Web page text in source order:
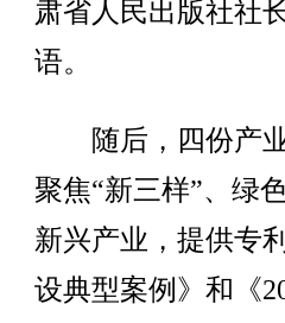
肃省人民出版社社
语。
随后，四份产业
聚焦“新三样”、绿
新兴产业，提供专
设典型案例》和《